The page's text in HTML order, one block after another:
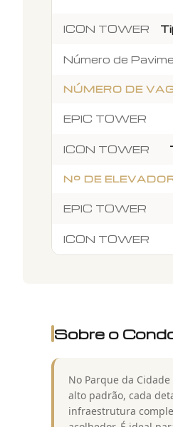
ICON TOWER
Número de
NÚMERO DE
EPIC TOWER
ICON TOWER
Nº DE
EPIC TOWER
ICON TOWER
Sobre o
No Parque da
alto padrão, cada
infraestrutura